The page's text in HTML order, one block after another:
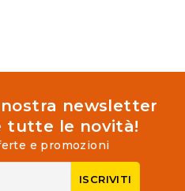
newsletter
tutte le novità!
e promozioni